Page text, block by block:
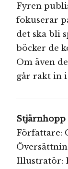
Fyren
fokuserar
det ska bli
böcker de
Om även
går rakt in
Stjärnhopp
Författare:
Illustratör: